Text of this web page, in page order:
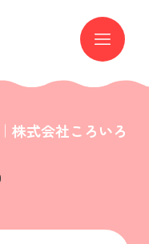
株式会社ころいろ